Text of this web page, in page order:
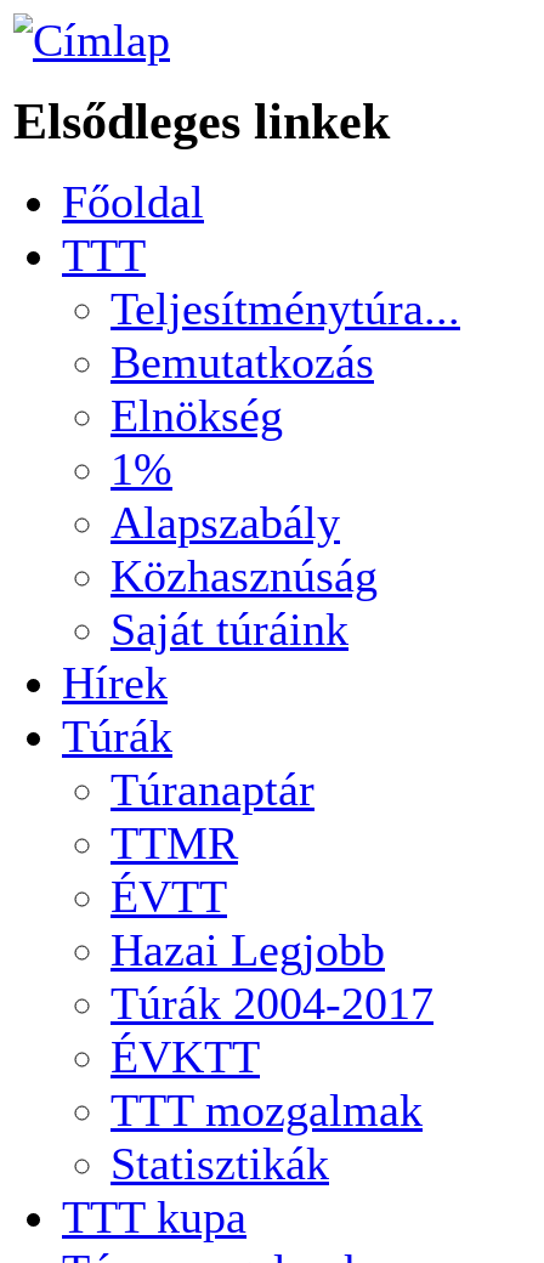
Elsődleges linkek
Főoldal
TTT
Teljesítménytúra...
Bemutatkozás
Elnökség
1%
Alapszabály
Közhasznúság
Saját túráink
Hírek
Túrák
Túranaptár
TTMR
ÉVTT
Hazai Legjobb
Túrák 2004-2017
ÉVKTT
TTT mozgalmak
Statisztikák
TTT kupa